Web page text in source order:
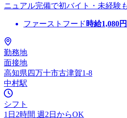
ニュアル完備で初バイト・未経験
ファーストフード 時給1,080
勤務地
面接地
高知県四万十市古津賀1-8
中村駅
シフト
1日2時間 週2日からOK